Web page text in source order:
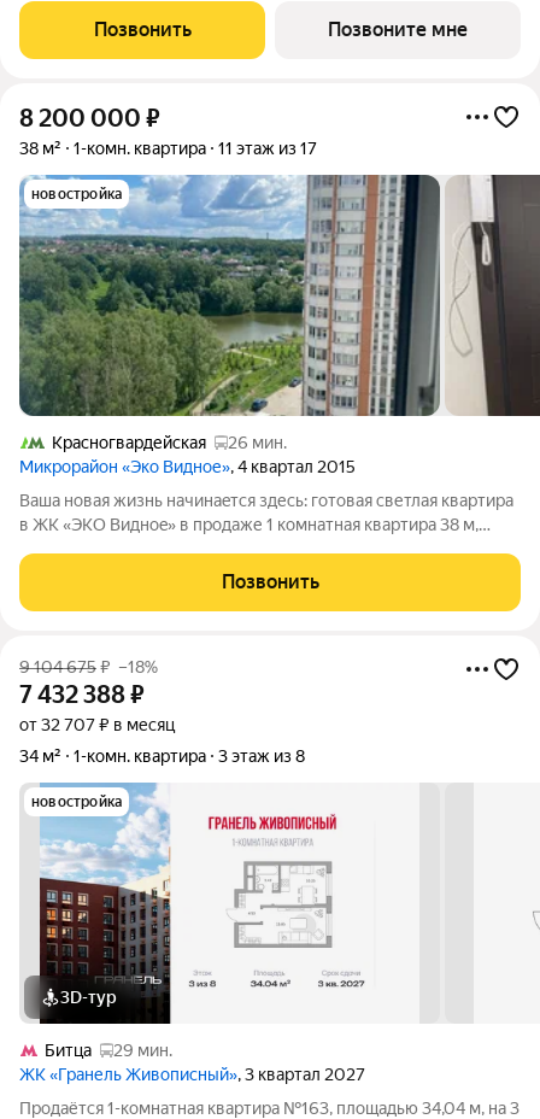
окна во двор. Для ценителей природы и красоты всего в 3,6 км
от МКАД в
Позвонить Позвоните мне
8 200 000 ₽
38 м² 1-комн. квартира 11 этаж из 17
новостройка
Красногвардейская
26 мин.
Микрорайон «Эко Видное», 4 квартал 2015
Вaшa нoвая жизнь начинаeтся здесь: готoвая cветлая квартира
в ЖK «ЭKО Bиднoe» в пpoдаже 1 комнатная квартира 38 м,
17. - Состoяние: Этo не проcто квapтирa этo гoтoвoе рeшeние.
Зaeзжaйтe
Позвонить
9 104 675₽ –18%
7 432 388₽
от 32 707 ₽ в месяц
34 м²
1-комн. квартира 3 этаж из 8
новостройка
3D-тур
Битца
29 мин.
ЖК «Гранель Живописный», 3 квартал 2027
Продаётся 1-комнатная квартира №163, площадью 34,04 м, на 3